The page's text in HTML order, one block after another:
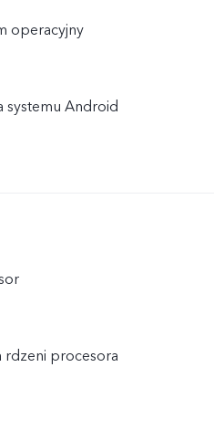
operacyjny
systemu Android
rdzeni procesora